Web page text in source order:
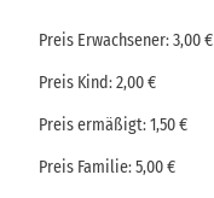
Preis Erwachsener: 3,00 €
Preis Kind: 2,00 €
Preis ermäßigt: 1,50 €
Preis Familie: 5,00 €